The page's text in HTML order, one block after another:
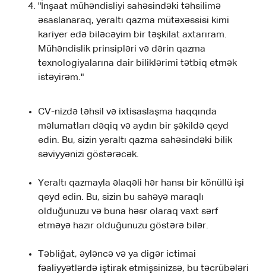
"İnşaat mühəndisliyi sahəsindəki təhsilimə
əsaslanaraq, yeraltı qazma mütəxəssisi kimi
kariyer edə biləcəyim bir təşkilat axtarıram.
Mühəndislik prinsipləri və dərin qazma
texnologiyalarına dair biliklərimi tətbiq etmək
istəyirəm."
CV-nizdə təhsil və ixtisaslaşma haqqında
məlumatları dəqiq və aydın bir şəkildə qeyd
edin. Bu, sizin yeraltı qazma sahəsindəki bilik
səviyyənizi göstərəcək.
Yeraltı qazmayla əlaqəli hər hansı bir könüllü işi
qeyd edin. Bu, sizin bu sahəyə maraqlı
olduğunuzu və buna həsr olaraq vaxt sərf
etməyə hazır olduğunuzu göstərə bilər.
Təbliğat, əyləncə və ya digər ictimai
fəaliyyətlərdə iştirak etmişsinizsə, bu təcrübələri